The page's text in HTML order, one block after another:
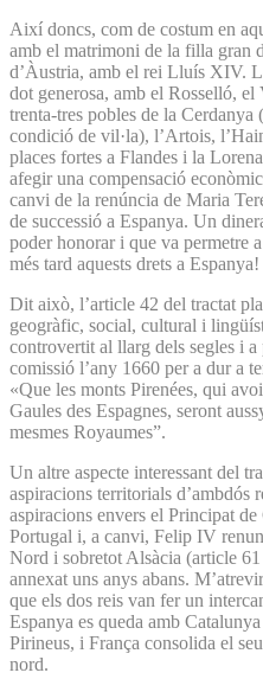
Així doncs, com de costum en
amb el matrimoni de la filla gran
d’Àustria, amb el rei Lluís XIV.
dot generosa, amb el Rosselló,
trenta-tres pobles de la
condició de vil·la), l’Artois,
places fortes a Flandes i la
afegir una compensació
canvi de la renúncia de Maria
de successió a Espanya. Un
poder honorar i que va
més tard aquests drets a Espanya!
Dit això, l’article 42 del tractat
geogràfic, social, cultural i
controvertit al llarg dels segles i
comissió l’any 1660 per a dur a
«Que les monts Pirenées, qui
Gaules des Espagnes, seront
mesmes Royaumes”.
Un altre aspecte interessant del
aspiracions territorials
aspiracions envers el Principat
Portugal i, a canvi, Felip IV
Nord i sobretot Alsàcia (article
annexat uns anys abans.
que els dos reis van fer un
Espanya es queda amb
Pirineus, i França consolida el
nord.